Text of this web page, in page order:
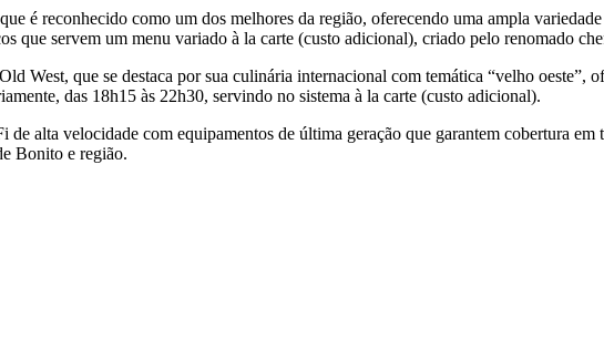
é reconhecido como um dos melhores da região, oferecendo uma ampla
que servem um menu variado à la carte (custo adicional), criado pelo renomado
West, que se destaca por sua culinária internacional com temática “velho oeste”,
das 18h15 às 22h30, servindo no sistema à la carte (custo adicional).
alta velocidade com equipamentos de última geração que garantem cobertura em
Bonito e região.